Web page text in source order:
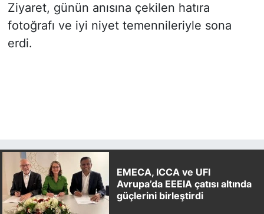
Ziyaret, günün anısına çekilen hatıra
fotoğrafı ve iyi niyet temennileriyle sona
erdi.
EMECA, ICCA ve UFI
Avrupa’da EEEIA çatısı altında
güçlerini birleştirdi